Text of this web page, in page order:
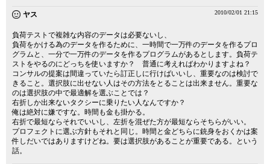
ヤス 2010/02/01 21:15
負荷テストで複雑な内容のデータは必要ないし、
負荷をかける為のデータを作るために、一時間で一万件のデータを作るプロ
グラムと、一分で一万件のデータを作るプログラムがあるとします。負荷テ
ストをやるのにどっちを使いますか？ 普通に考えればわかりますよね？
コンサルの提案は間違っていたら訂正しに行けばいいし、重要なのは検討で
きること。選択肢に出せない人はその方法をとることは出来ません。重要な
のは選択肢の中で最適解を選ぶことでは？
右折しか出来ないタクシーに乗りたい人なんですか？
俺は絶対に嫌ですな。時間も金も掛かる。
右折で最短ならそれでいいし、左折を混ぜた方が最短ならそちらがいい。
プロフェクトに選ぶ方針もそれと同じ。時間と金どちらに銃身をおくかは案
件しだいではありますけどね。要は選択肢があることが重要である。という
話。